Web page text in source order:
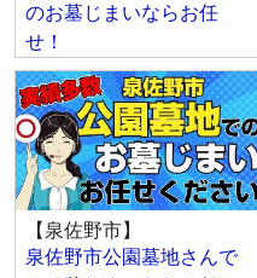
のお墓じまいならお任
せ！
【泉佐野市】
泉佐野市公園墓地さんで